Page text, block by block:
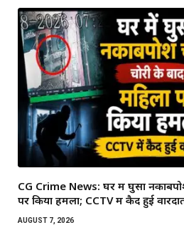
CG Crime News: घर में घुसा
पर किया हमला; CCTV में कैद हुई
AUGUST 7, 2026